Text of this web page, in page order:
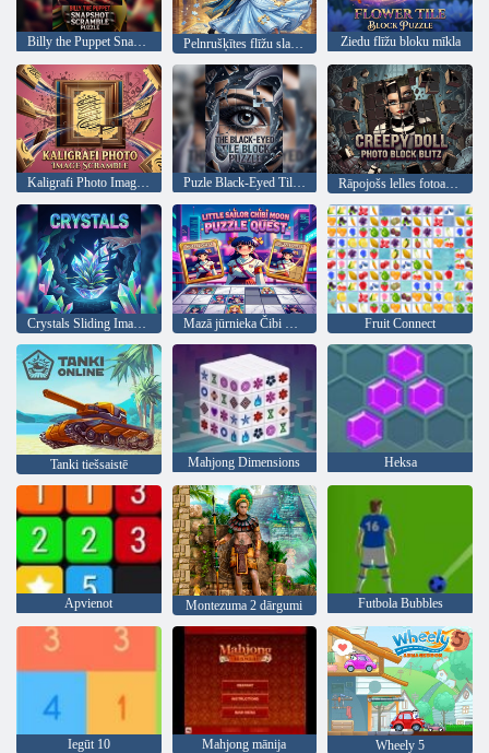
Billy the Puppet Snapshot Scramble Puzzle Pelnrušķītes flīžu slaidu izaicinājums Ziedu flīžu bloku mīkla
Kaligrafi Photo Image Scramble Puzle Black-Eyed Tile Block Rāpojošs lelles fotoattēlu bloks Blitz
Crystals Sliding Image Adventure Mazā jūrnieka Čibi Mēness mīklas meklējumi Fruit Connect
Tanki tiešsaistē Mahjong Dimensions Heksa
Apvienot Montezuma 2 dārgumi Futbola Bubbles
Iegūt 10 Mahjong mānija Wheely 5